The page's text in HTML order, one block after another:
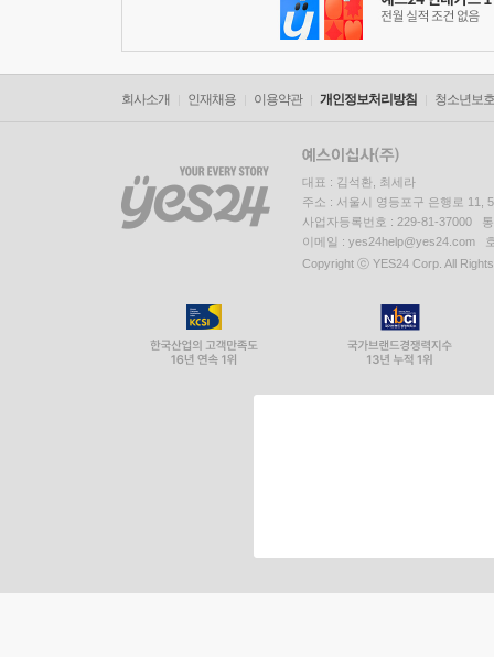
회사소개 인재채용 이용약관 개인정보처리방침 청소년보
대표 : 김석환, 최세라
주소 : 서울시 영등포구 은행로 11,
사업자등록번호 : 229-81-37000
이메일 : yes24help@yes24.com
Copyright ⓒ YES24 Corp. All